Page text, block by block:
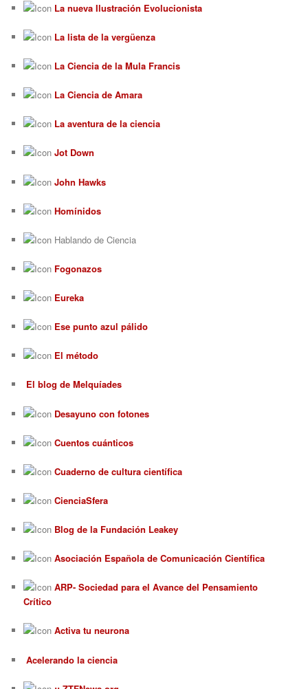
La nueva Ilustración Evolucionista
La lista de la vergüenza
La Ciencia de la Mula Francis
La Ciencia de Amara
La aventura de la ciencia
Jot Down
John Hawks
Homínidos
Hablando de Ciencia
Fogonazos
Eureka
Ese punto azul pálido
El método
El blog de Melquíades
Desayuno con fotones
Cuentos cuánticos
Cuaderno de cultura científica
CienciaSfera
Blog de la Fundación Leakey
Asociación Española de Comunicación Científica
ARP- Sociedad para el Avance del Pensamiento
Crítico
Activa tu neurona
Acelerando la ciencia